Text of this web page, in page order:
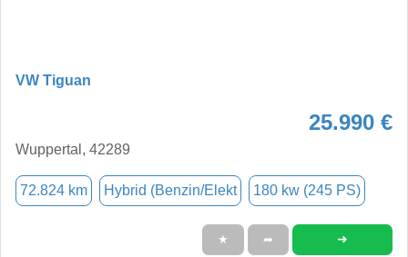
VW Tiguan
25.990 €
Wuppertal, 42289
72.824 km Hybrid (Benzin/Elekt 180 kw (245 PS)
★ ➦ ➜